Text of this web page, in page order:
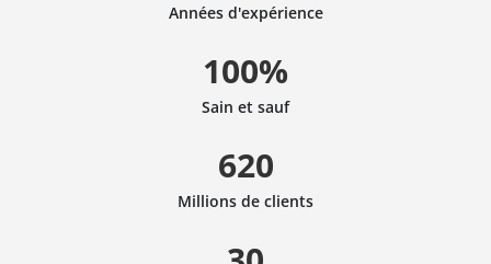
Années d'expérience
100%
Sain et sauf
620
Millions de clients